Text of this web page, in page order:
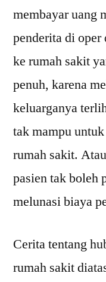
membayar uang
penderita di oper
ke rumah sakit
penuh, karena
keluarganya
tak mampu
rumah sakit.
pasien tak boleh
melunasi biaya
Cerita tentang
rumah sakit